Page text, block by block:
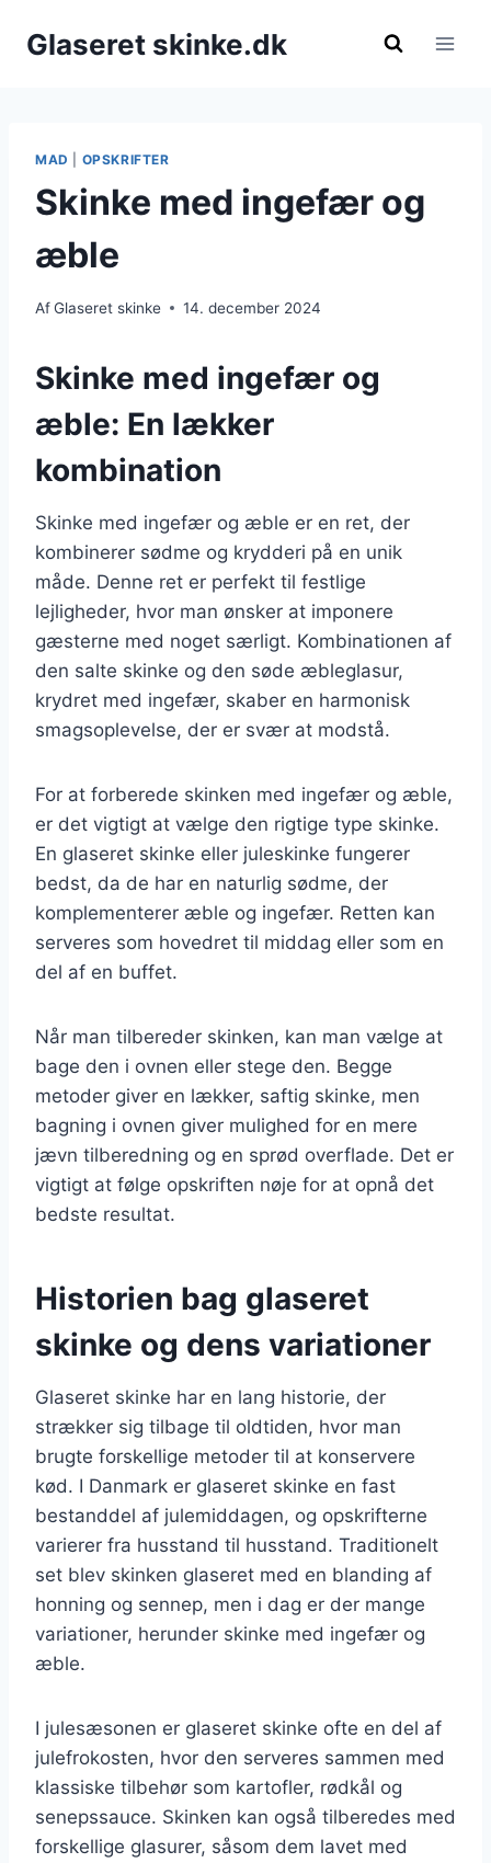
Glaseret skinke.dk
MAD OPSKRIFTER
Skinke med ingefær og
æble
AfGlaseret skinke 14. december 2024
Skinke med ingefær og
æble: En lækker
kombination
Skinke med ingefær og æble er en ret, der
kombinerer sødme og krydderi på en unik
måde. Denne ret er perfekt til festlige
lejligheder, hvor man ønsker at imponere
gæsterne med noget særligt. Kombinationen af
den salte skinke og den søde æbleglasur,
krydret med ingefær, skaber en harmonisk
smagsoplevelse, der er svær at modstå.
For at forberede skinken med ingefær og æble,
er det vigtigt at vælge den rigtige type skinke.
En glaseret skinke eller juleskinke fungerer
bedst, da de har en naturlig sødme, der
komplementerer æble og ingefær. Retten kan
serveres som hovedret til middag eller som en
del af en buffet.
Når man tilbereder skinken, kan man vælge at
bage den i ovnen eller stege den. Begge
metoder giver en lækker, saftig skinke, men
bagning i ovnen giver mulighed for en mere
jævn tilberedning og en sprød overflade. Det er
vigtigt at følge opskriften nøje for at opnå det
bedste resultat.
Historien bag glaseret
skinke og dens variationer
Glaseret skinke har en lang historie, der
strækker sig tilbage til oldtiden, hvor man
brugte forskellige metoder til at konservere
kød. I Danmark er glaseret skinke en fast
bestanddel af julemiddagen, og opskrifterne
varierer fra husstand til husstand. Traditionelt
set blev skinken glaseret med en blanding af
honning og sennep, men i dag er der mange
variationer, herunder skinke med ingefær og
æble.
I julesæsonen er glaseret skinke ofte en del af
julefrokosten, hvor den serveres sammen med
klassiske tilbehør som kartofler, rødkål og
senepssauce. Skinken kan også tilberedes med
forskellige glasurer, såsom dem lavet med